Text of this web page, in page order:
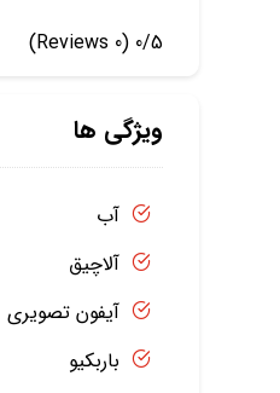
0/5
(0 Reviews)
ویژگی ها
آب
آلاچیق
آیفون تصویری
باربکیو